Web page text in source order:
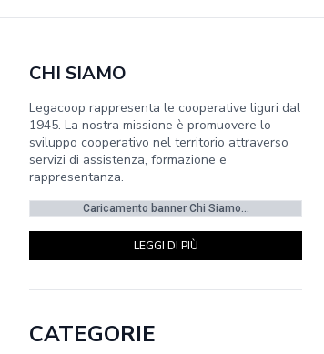
CHI SIAMO
Legacoop rappresenta le cooperative liguri dal
1945. La nostra missione è promuovere lo
sviluppo cooperativo nel territorio attraverso
servizi di assistenza, formazione e
rappresentanza.
Caricamento banner Chi Siamo...
LEGGI DI PIÙ
CATEGORIE